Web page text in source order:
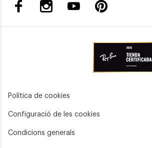
Política de cookies
Configuració de les cookies
Condicions generals